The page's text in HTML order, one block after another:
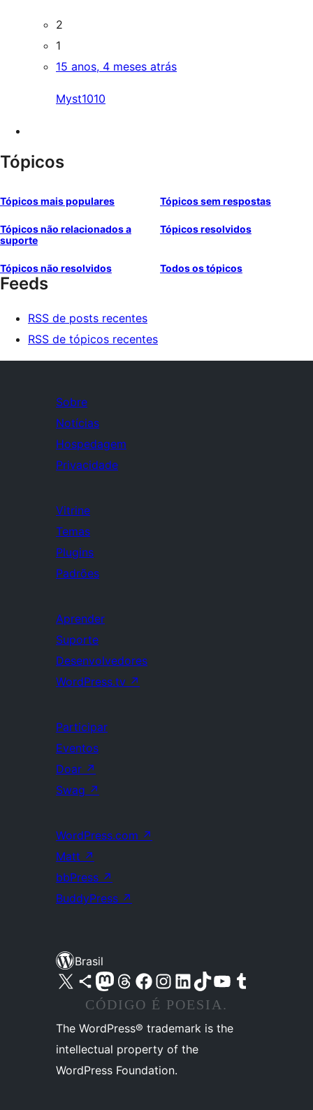
2
1
15 anos, 4 meses atrás
Myst1010
Tópicos
Tópicos mais populares Tópicos sem respostas
Tópicos não relacionados a
suporte
Tópicos resolvidos
Tópicos não resolvidos Todos os tópicos
Feeds
RSS de posts recentes
RSS de tópicos recentes
Sobre
Notícias
Hospedagem
Privacidade
Vitrine
Temas
Plugins
Padrões
Aprender
Suporte
Desenvolvedores
WordPress.tv ↗
Participar
Eventos
Doar ↗
Swag ↗
WordPress.com ↗
Matt ↗
bbPress ↗
BuddyPress ↗
Brasil
Acessar nossa conta do X (antigo Twitter)
Acessar nossa conta do Bluesky
Acessar nossa conta do Mastodon
Acessar nossa conta do Threads
Acessar nossa página do Facebook
Acessar nossa conta do Instagram
Acessar nossa conta do LinkedIn
Acessar nossa conta do TikTok
Acessar nosso canal do YouTube
Acessar nossa conta no Tumblr
CÓDIGO É POESIA.
The WordPress® trademark is the
intellectual property of the
WordPress Foundation.